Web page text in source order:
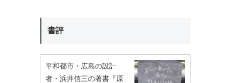
書評
平和都市・広島の設計
者・浜井信三の著書『原